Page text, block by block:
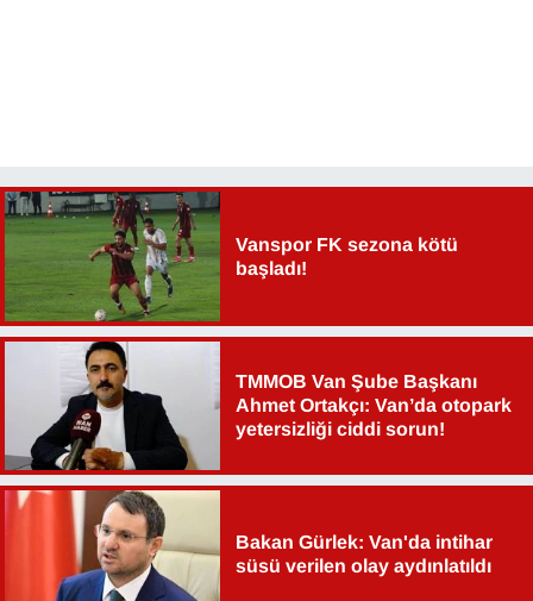
Vanspor FK sezona kötü
başladı!
TMMOB Van Şube Başkanı
Ahmet Ortakçı: Van’da otopark
yetersizliği ciddi sorun!
Bakan Gürlek: Van'da intihar
süsü verilen olay aydınlatıldı